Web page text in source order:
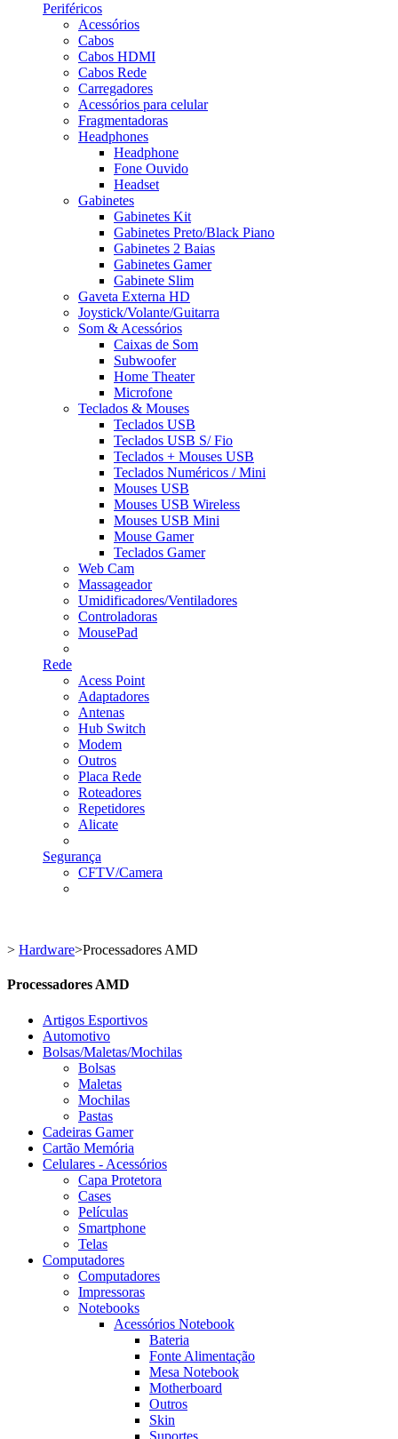
Periféricos
Acessórios
Cabos
Cabos HDMI
Cabos Rede
Carregadores
Acessórios para celular
Fragmentadoras
Headphones
Headphone
Fone Ouvido
Headset
Gabinetes
Gabinetes Kit
Gabinetes Preto/Black Piano
Gabinetes 2 Baias
Gabinetes Gamer
Gabinete Slim
Gaveta Externa HD
Joystick/Volante/Guitarra
Som & Acessórios
Caixas de Som
Subwoofer
Home Theater
Microfone
Teclados & Mouses
Teclados USB
Teclados USB S/ Fio
Teclados + Mouses USB
Teclados Numéricos / Mini
Mouses USB
Mouses USB Wireless
Mouses USB Mini
Mouse Gamer
Teclados Gamer
Web Cam
Massageador
Umidificadores/Ventiladores
Controladoras
MousePad
Rede
Acess Point
Adaptadores
Antenas
Hub Switch
Modem
Outros
Placa Rede
Roteadores
Repetidores
Alicate
Segurança
CFTV/Camera
> Hardware>Processadores AMD
Processadores AMD
Artigos Esportivos
Automotivo
Bolsas/Maletas/Mochilas
Bolsas
Maletas
Mochilas
Pastas
Cadeiras Gamer
Cartão Memória
Celulares - Acessórios
Capa Protetora
Cases
Películas
Smartphone
Telas
Computadores
Computadores
Impressoras
Notebooks
Acessórios Notebook
Bateria
Fonte Alimentação
Mesa Notebook
Motherboard
Outros
Skin
Suportes